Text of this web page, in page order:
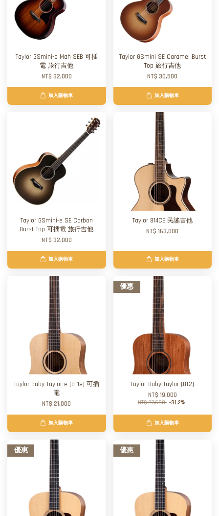
Taylor GSmini-e Mah SEB 可插
電 旅行吉他
NT$ 32,000
加入購物車
Taylor GSmini SE Caramel Burst
Top 旅行吉他
NT$ 30,500
加入購物車
Taylor GSmini-e SE Carbon
Burst Top 可插電 旅行吉他
NT$ 32,000
加入購物車
Taylor 814CE 民謠吉他
NT$ 163,000
加入購物車
Taylor Baby Taylor-e (BT1e) 可插
電
NT$ 21,000
加入購物車
優惠
Taylor Baby Taylor (BT2)
NT$ 19,000
NT$ 27,600 -31.2%
加入購物車
優惠 優惠